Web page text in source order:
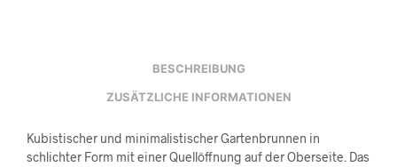
BESCHREIBUNG
ZUSÄTZLICHE INFORMATIONEN
Kubistischer und minimalistischer Gartenbrunnen in
schlichter Form mit einer Quellöffnung auf der Oberseite. Das